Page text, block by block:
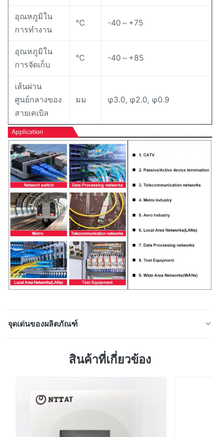
อุณหภูมิใน
การทำงาน
℃ -40～+75
อุณหภูมิใน
การจัดเก็บ
℃ -40～+85
เส้นผ่าน
ศูนย์กลางของ
สายเคเบิล
มม φ3.0, φ2.0, φ0.9
จุดเด่นของผลิตภัณฑ์
OM3 SM MM LC 0.9 ขั้วต่อบูตรุ่น:SX-MM-
Partsหมายเลขรุ่นขั้วต่อไฟเบอร์ออปติก LC 0.9ประเภท
สินค้าที่เกี่ยวข้อง